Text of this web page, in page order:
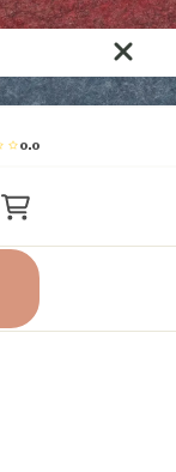
0.0